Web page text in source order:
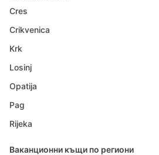
Cres
Crikvenica
Krk
Losinj
Opatija
Pag
Rijeka
Ваканционни къщи по региони